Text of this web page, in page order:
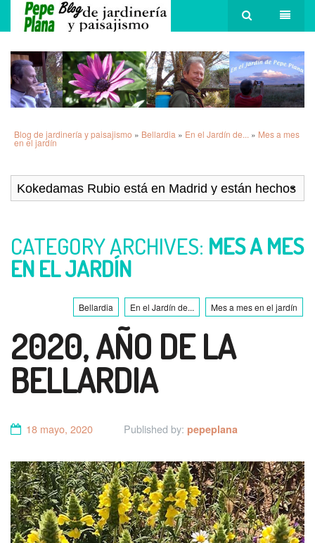
Blog de jardinería y paisajismo » Bellardia » En el Jardín de... » Mes a mes
en el jardín
CATEGORY ARCHIVES: MES A MES
EN EL JARDÍN
Bellardia En el Jardín de... Mes a mes en el jardín
2020, AÑO DE LA
BELLARDIA
18 mayo, 2020 Published by: pepeplana